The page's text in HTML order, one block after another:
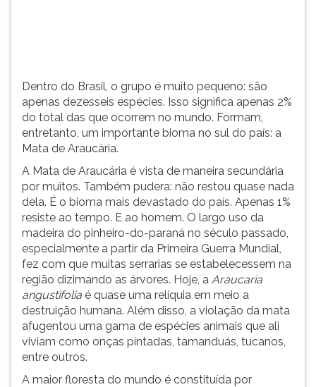
mundo.
Formam,
entr...
pausar
leitura
pressione
(primeira
tecla
esquerda
para
continuar
pressione
(primeira
tecla
Dentro do Brasil, o grupo é muito pequeno: são
apenas dezesseis espécies. Isso significa apenas 2%
do total das que ocorrem no mundo. Formam,
entretanto, um importante bioma no sul do país: a
Mata de Araucária.
A Mata de Araucária é vista de maneira secundária
por muitos. Também pudera: não restou quase nada
dela. É o bioma mais devastado do país. Apenas 1%
resiste ao tempo. E ao homem. O largo uso da
madeira do pinheiro-do-paraná no século passado,
especialmente a partir da Primeira Guerra Mundial,
fez com que muitas serrarias se estabelecessem na
região dizimando as árvores. Hoje, a Araucaria
angustifolia é quase uma relíquia em meio a
destruição humana. Além disso, a violação da mata
afugentou uma gama de espécies animais que ali
viviam como onças pintadas, tamanduás, tucanos,
entre outros.
A maior floresta do mundo é constituída por